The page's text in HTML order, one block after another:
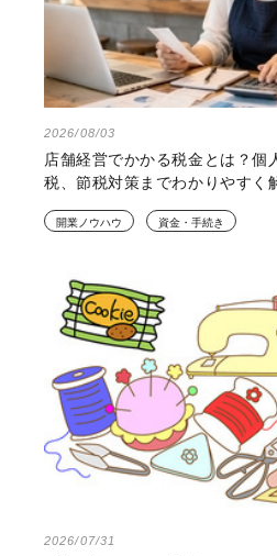
2026/08/03
店舗経営でかかる税金とは？個
税、節税対策までわかりやすく
開業ノウハウ 資金・手続き
2026/07/31